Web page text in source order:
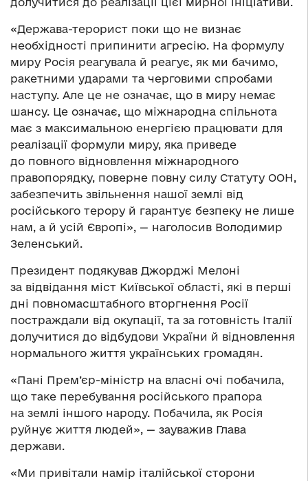
«Держава-терорист поки що не визнає
необхідності припинити агресію. На формулу
миру Росія реагувала й реагує, як ми бачимо,
ракетними ударами та черговими спробами
наступу. Але це не означає, що в миру немає
шансу. Це означає, що міжнародна спільнота
має з максимальною енергією працювати для
реалізації формули миру, яка приведе
до повного відновлення міжнародного
правопорядку, поверне повну силу Статуту ООН,
забезпечить звільнення нашої землі від
російського терору й гарантує безпеку не лише
нам, а й усій Європі», — наголосив Володимир
Зеленський.
Президент подякував Джорджі Мелоні
за відвідання міст Київської області, які в перші
дні повномасштабного вторгнення Росії
постраждали від окупації, та за готовність Італії
долучитися до відбудови України й відновлення
нормального життя українських громадян.
«Пані Прем’єр-міністр на власні очі побачила,
що таке перебування російського прапора
на землі іншого народу. Побачила, як Росія
руйнує життя людей», — зауважив Глава
держави.
«Ми привітали намір італійської сторони